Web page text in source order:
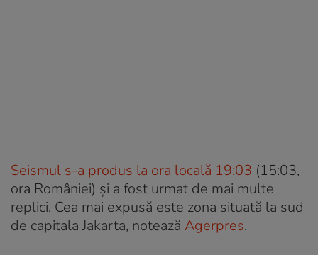
Seismul s-a produs la ora locală 19:03 (15:03,
ora României) și a fost urmat de mai multe
replici. Cea mai expusă este zona situată la sud
de capitala Jakarta, notează Agerpres.